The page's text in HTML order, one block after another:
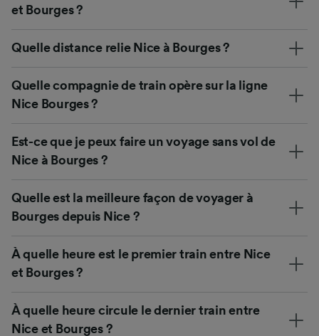
et Bourges ?
Quelle distance relie Nice à Bourges ?
Quelle compagnie de train opère sur la ligne
Nice Bourges ?
Est-ce que je peux faire un voyage sans vol de
Nice à Bourges ?
Quelle est la meilleure façon de voyager à
Bourges depuis Nice ?
À quelle heure est le premier train entre Nice
et Bourges ?
À quelle heure circule le dernier train entre
Nice et Bourges ?